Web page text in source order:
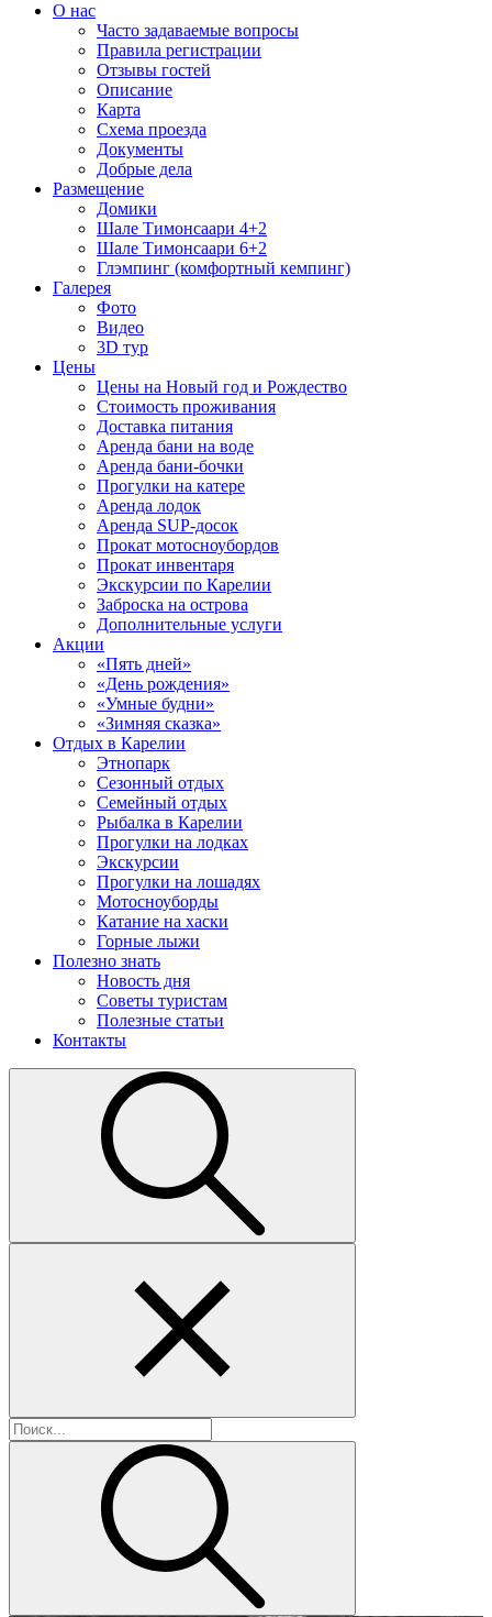
О нас
Часто задаваемые вопросы
Правила регистрации
Отзывы гостей
Описание
Карта
Схема проезда
Документы
Добрые дела
Размещение
Домики
Шале Тимонсаари 4+2
Шале Тимонсаари 6+2
Глэмпинг (комфортный кемпинг)
Галерея
Фото
Видео
3D тур
Цены
Цены на Новый год и Рождество
Стоимость проживания
Доставка питания
Аренда бани на воде
Аренда бани-бочки
Прогулки на катере
Аренда лодок
Аренда SUP-досок
Прокат мотосноубордов
Прокат инвентаря
Экскурсии по Карелии
Заброска на острова
Дополнительные услуги
Акции
«Пять дней»
«День рождения»
«Умные будни»
«Зимняя сказка»
Отдых в Карелии
Этнопарк
Сезонный отдых
Семейный отдых
Рыбалка в Карелии
Прогулки на лодках
Экскурсии
Прогулки на лошадях
Мотосноуборды
Катание на хаски
Горные лыжи
Полезно знать
Новость дня
Советы туристам
Полезные статьи
Контакты